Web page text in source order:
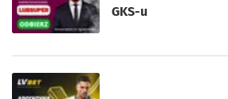
GKS-u